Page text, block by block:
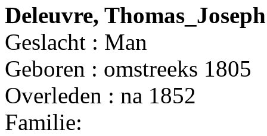
Deleuvre, Thomas_Joseph
Geslacht : Man
Geboren : omstreeks 1805
Overleden : na 1852
Familie: